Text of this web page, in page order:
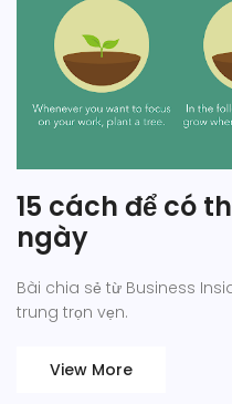
15 cách để có
ngày
Bài chia sẻ từ Business
trung trọn vẹn.
View More